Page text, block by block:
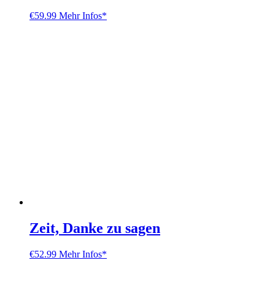
€59.99 Mehr Infos*
Zeit, Danke zu sagen
€52.99 Mehr Infos*